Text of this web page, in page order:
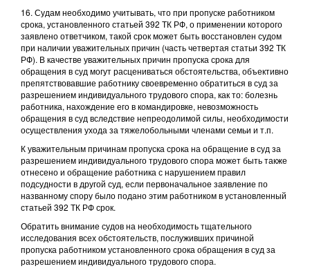
16. Судам необходимо учитывать, что при пропуске работником
срока, установленного статьей 392 ТК РФ, о применении которого
заявлено ответчиком, такой срок может быть восстановлен судом
при наличии уважительных причин (часть четвертая статьи 392 ТК
РФ). В качестве уважительных причин пропуска срока для
обращения в суд могут расцениваться обстоятельства, объективно
препятствовавшие работнику своевременно обратиться в суд за
разрешением индивидуального трудового спора, как то: болезнь
работника, нахождение его в командировке, невозможность
обращения в суд вследствие непреодолимой силы, необходимости
осуществления ухода за тяжелобольными членами семьи и т.п.
К уважительным причинам пропуска срока на обращение в суд за
разрешением индивидуального трудового спора может быть также
отнесено и обращение работника с нарушением правил
подсудности в другой суд, если первоначальное заявление по
названному спору было подано этим работником в установленный
статьей 392 ТК РФ срок.
Обратить внимание судов на необходимость тщательного
исследования всех обстоятельств, послуживших причиной
пропуска работником установленного срока обращения в суд за
разрешением индивидуального трудового спора.